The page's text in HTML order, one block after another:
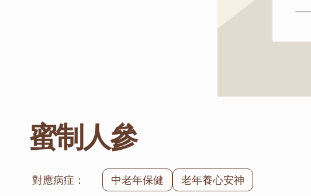
蜜制人參
對應病症： 中老年保健 老年養心安神